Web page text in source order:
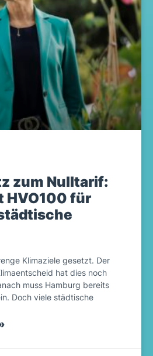
zum Nulltarif:
HVO100 für
Klimaziele gesetzt. Der
hat dies noch
muss Hamburg bereits
Doch viele städtische